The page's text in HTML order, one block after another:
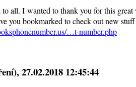
to all. I wanted to thank you for this
you bookmarked to check out new
…t-number.php
, 27.02.2018 12:45:44